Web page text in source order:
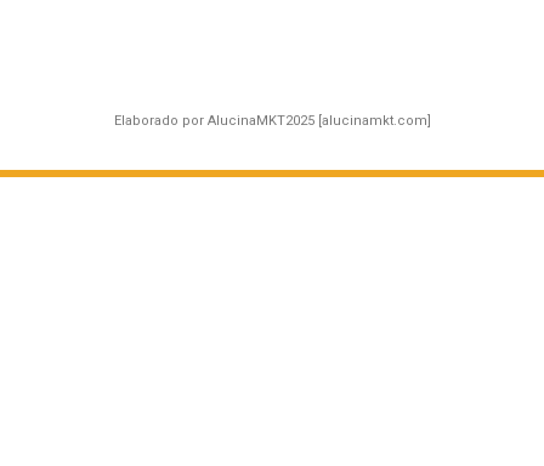
Elaborado por AlucinaMKT2025 [alucinamkt.com]